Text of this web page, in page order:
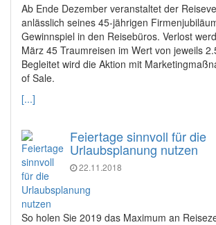
Ab Ende Dezember veranstaltet der
anlässlich seines 45-jährigen
Gewinnspiel in den Reisebüros. Verlost
März 45 Traumreisen im Wert von jeweils
Begleitet wird die Aktion mit
of Sale.
[...]
Feiertage sinnvoll für die
Urlaubsplanung nutzen
22.11.2018
So holen Sie 2019 das Maximum an